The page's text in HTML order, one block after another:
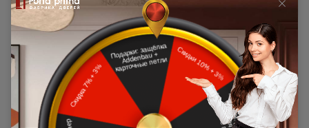
Подробная информация о доставке
Товар относится к категориям:
500x1900
Межкомнатные двери 55х190 см
Двери модерн
Стильные современные межкомнатные двери